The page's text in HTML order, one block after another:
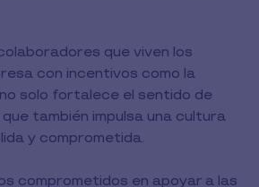
que viven los
con incentivos como la
solo fortalece el sentido de
también impulsa una cultura
y comprometida.
comprometidos en apoyar a las